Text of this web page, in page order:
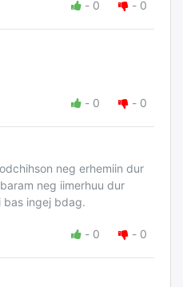
- 0 - 0
- 0 - 0
neg erhemiin dur
neg iimerhuu dur
bas ingej bdag.
- 0 - 0